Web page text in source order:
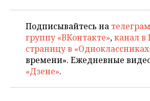
ОТКРЫТАЯ ЛЕКЦИЯ
БАСКЕТБОЛ
ВОЛЕЙБОЛ
КИБЕРСПОРТ
ИНФРАСТРУКТУРА
ИСТОРИЯ
КУЛЬТУРА
СПРАВОЧНИК
СПИСОК ПЕРСОН
СПИСОК КОМПАНИЙ
ПОЛНАЯ ВЕРСИЯ
Подписывайтесь на
группу «ВКонтакте»,канал в
страницу в
времени». Ежедневные
«Дзене».